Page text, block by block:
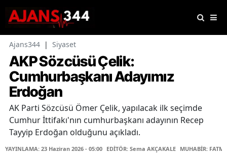
Ajans344 | Siyaset
AKP Sözcüsü Çelik:
Cumhurbaşkanı Adayımız
Erdoğan
AK Parti Sözcüsü Ömer Çelik, yapılacak ilk seçimde
Cumhur İttifakı'nın cumhurbaşkanı adayının Recep
Tayyip Erdoğan olduğunu açıkladı.
YAYINLAMA: 23 Haziran 2026 - 05:00 EDİTÖR: Sema AKÇAKALE MUHABİR: